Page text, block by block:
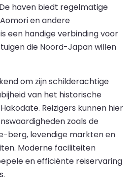
haven biedt regelmatige
en andere
een handige verbinding voor
die Noord-Japan willen
om zijn schilderachtige
van het historische
Reizigers kunnen hier
zoals de
berg, levendige markten en
Moderne faciliteiten
en efficiënte reiservaring